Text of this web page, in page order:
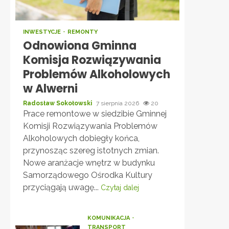
INWESTYCJE REMONTY
Odnowiona Gminna
Komisja Rozwiązywania
Problemów Alkoholowych
w Alwerni
Radosław Sokołowski 7 sierpnia 2026 20
Prace remontowe w siedzibie Gminnej
Komisji Rozwiązywania Problemów
Alkoholowych dobiegły końca,
przynosząc szereg istotnych zmian.
Nowe aranżacje wnętrz w budynku
Samorządowego Ośrodka Kultury
przyciągają uwagę... Czytaj dalej
KOMUNIKACJA
TRANSPORT